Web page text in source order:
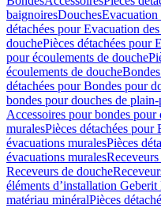
baignoiresDouchesEvacuation
détachées pour Evacuation
douchePièces détachées pour
pour écoulements de douche
écoulements de douche
détachées pour Bondes pour
bondes pour douches de plain-
Accessoires pour bondes
muralesPièces détachées pour
évacuations muralesPièces
évacuations murales
Receveurs de douche
éléments d’installation
matériau minéralPièces